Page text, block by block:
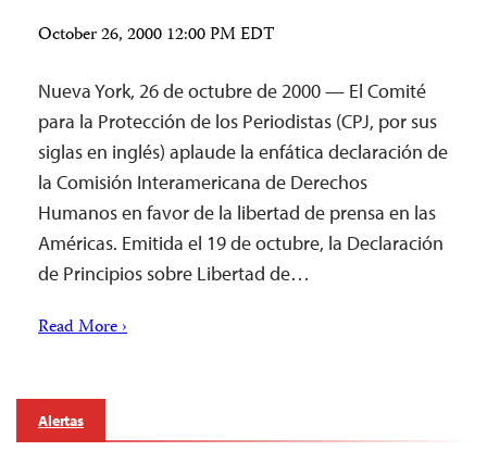
October 26, 2000 12:00 PM EDT
Nueva York, 26 de octubre de 2000 — El Comité
para la Protección de los Periodistas (CPJ, por sus
siglas en inglés) aplaude la enfática declaración de
la Comisión Interamericana de Derechos
Humanos en favor de la libertad de prensa en las
Américas. Emitida el 19 de octubre, la Declaración
de Principios sobre Libertad de…
Read More ›
Alertas